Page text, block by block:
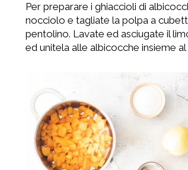
Per preparare i ghiaccioli di
nocciolo e tagliate la polpa a
pentolino. Lavate ed asciugate il
ed unitela alle albicocche insieme